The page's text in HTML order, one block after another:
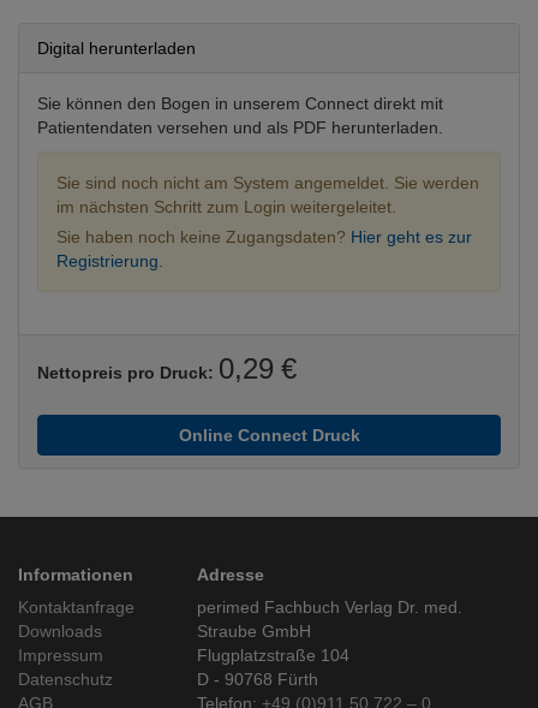
Digital herunterladen
Sie können den Bogen in unserem Connect direkt mit
Patientendaten versehen und als PDF herunterladen.
Sie sind noch nicht am System angemeldet. Sie werden
im nächsten Schritt zum Login weitergeleitet.
Sie haben noch keine Zugangsdaten? Hier geht es zur
Registrierung.
Nettopreis pro Druck: 0,29 €
Online Connect Druck
Informationen
Kontaktanfrage
Downloads
Impressum
Datenschutz
AGB
Adresse
perimed Fachbuch Verlag Dr. med.
Straube GmbH
Flugplatzstraße 104
D - 90768 Fürth
Telefon:+49 (0)911 50 722 – 0